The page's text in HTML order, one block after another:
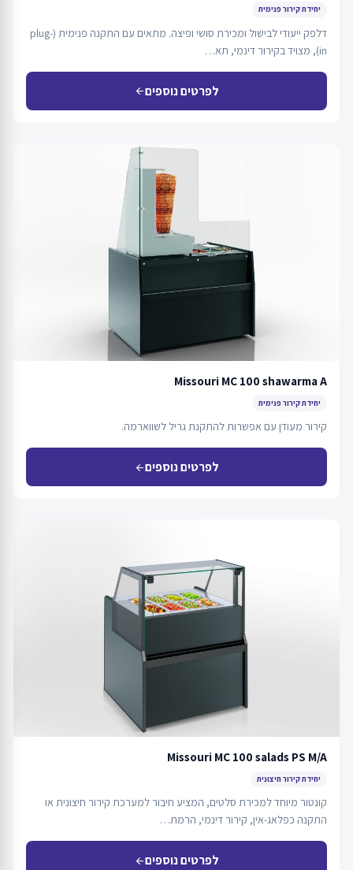
יחידת קירור פנימית
דלפק ייעודי לבישול ומכירת סושי ופיצה. מתאים עם התקנה פנימית (plug-
in), מצויד בקירור דינמי, תא…
לפרטים נוספיםarrow_back
Missouri MC 100 shawarma A
יחידת קירור פנימית
קירור מעודן עם אפשרות להתקנת גריל לשווארמה.
לפרטים נוספיםarrow_back
Missouri MC 100 salads PS M/A
יחידת קירור חיצונית
קונטור מיוחד למכירת סלטים, המציע חיבור למערכת קירור חיצונית או
התקנה כפלאג-אין, קירור דינמי, הרמת…
לפרטים נוספיםarrow_back